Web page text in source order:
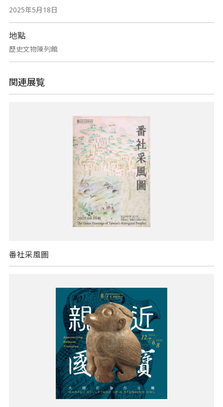
2025年5月18日
地點
歷史文物陳列館
関連展覧
番社采風圖